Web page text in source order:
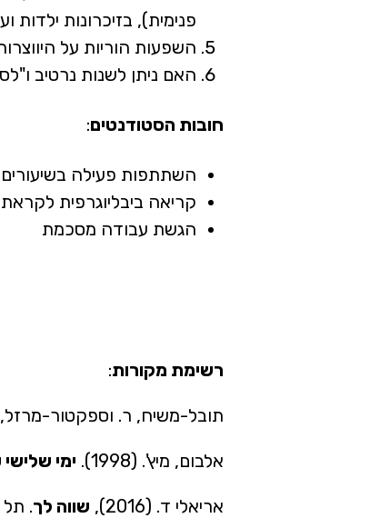
פנימית), בזיכרונות ילדות
השפעות הוריות על
האם ניתן לשנות נרטיב
חובות הסטודנטים:
השתתפות פעילה בשיעורים (50%
קריאה ביבליוגרפית
הגשת עבודה מסכמת
רשימת מקורות:
תובל-משיח, ר. וספקטור-מרזל, ג.
אלבום, מיץ'. (1998). ימי
אריאלי ד. (2016), שווה לך. תל